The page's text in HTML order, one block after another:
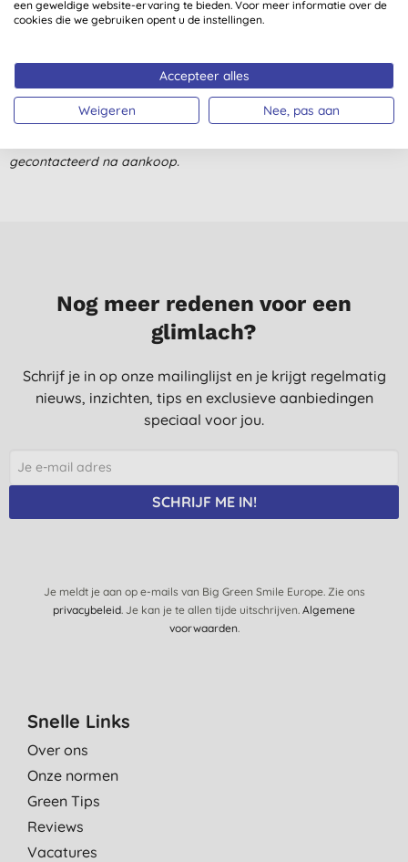
T. I., Amsterdam
2-1-2023
gecontacteerd na aankoop.
Nog meer redenen voor een
glimlach?
Schrijf je in op onze mailinglijst en je krijgt regelmatig
nieuws, inzichten, tips en exclusieve aanbiedingen
speciaal voor jou.
SCHRIJF ME IN!
Je meldt je aan op e-mails van Big Green Smile Europe. Zie ons
privacybeleid. Je kan je te allen tijde uitschrijven. Algemene
voorwaarden.
Snelle Links
Over ons
Onze normen
Green Tips
Reviews
Vacatures
een geweldige website-ervaring te bieden. Voor meer informatie over de
cookies die we gebruiken opent u de instellingen.
Accepteer alles
Weigeren Nee, pas aan